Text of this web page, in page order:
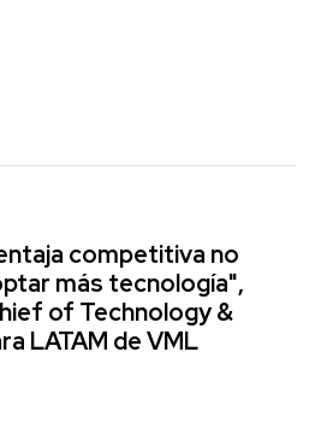
competitiva no
más tecnología",
of Technology &
LATAM de VML